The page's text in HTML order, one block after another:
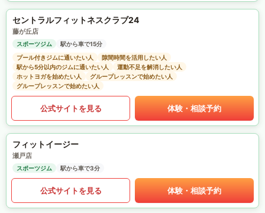
セントラルフィットネスクラブ24
藤が丘店
スポーツジム
駅から車で15分
プール付きジムに通いたい人
隙間時間を活用したい人
駅から5分以内のジムに通いたい人
運動不足を解消したい人
ホットヨガを始めたい人
グループレッスンで始めたい人
グループレッスンで始めたい人
公式サイトを見る 体験・相談予約
フィットイージー
瀬戸店
スポーツジム 駅から車で3分
公式サイトを見る 体験・相談予約